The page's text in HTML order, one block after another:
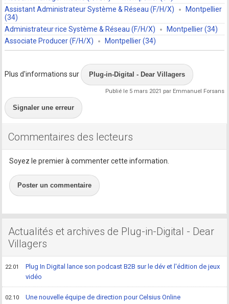
Assistant Administrateur Système & Réseau (F/H/X)
Montpellier
(34)
Administrateur·rice Système & Réseau (F/H/X)
Montpellier (34)
Associate Producer (F/H/X)
Montpellier (34)
Plus d'informations sur Plug-in-Digital - Dear Villagers
Publié le 5 mars 2021 par Emmanuel Forsans
Signaler une erreur
Commentaires des lecteurs
Soyez le premier à commenter cette information.
Poster un commentaire
Actualités et archives de Plug-in-Digital - Dear
Villagers
22.01
Plug In Digital lance son podcast B2B sur le dév et l'édition de jeux
vidéo
02.10 Une nouvelle équipe de direction pour Celsius Online